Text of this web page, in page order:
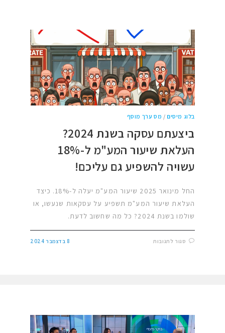
בלוג מיסים / מס ערך מוסף
ביצעתם עסקה בשנת 2024?
העלאת שיעור המע"מ ל-18%
עשויה להשפיע גם עליכם!
החל מינואר 2025 שיעור המע"מ יעלה ל-18%. כיצד
העלאת שיעור המע"מ תשפיע על עסקאות שנעשו, או
שולמו בשנת 2024? כל מה שחשוב לדעת.
סגור לתגובות 8 בדצמבר 2024